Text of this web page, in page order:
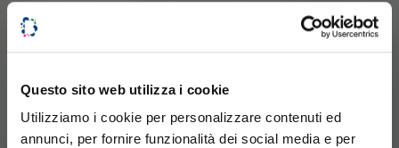
Questo sito web utilizza i cookie
Utilizziamo i cookie per personalizzare contenuti ed
annunci, per fornire funzionalità dei social media e per